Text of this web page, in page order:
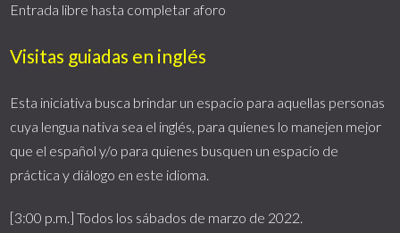
Entrada libre hasta completar aforo
Visitas guiadas en inglés
Esta iniciativa busca brindar un espacio para aquellas personas
cuya lengua nativa sea el inglés, para quienes lo manejen mejor
que el español y/o para quienes busquen un espacio de
práctica y diálogo en este idioma.
[3:00 p.m.] Todos los sábados de marzo de 2022.